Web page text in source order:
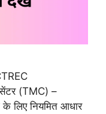
(TMC) –
के लिए नियमित आधार